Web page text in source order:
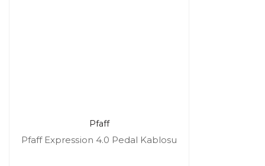
Pfaff
Pfaff Expression 4.0 Pedal Kablosu